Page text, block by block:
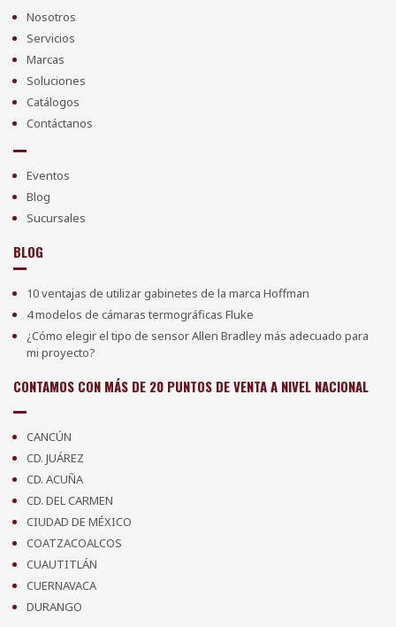
Nosotros
Servicios
Marcas
Soluciones
Catálogos
Contáctanos
Eventos
Blog
Sucursales
BLOG
10 ventajas de utilizar gabinetes de la marca Hoffman
4 modelos de cámaras termográficas Fluke
¿Cómo elegir el tipo de sensor Allen Bradley más adecuado para
mi proyecto?
CONTAMOS CON MÁS DE 20 PUNTOS DE VENTA A NIVEL NACIONAL
CANCÚN
CD. JUÁREZ
CD. ACUÑA
CD. DEL CARMEN
CIUDAD DE MÉXICO
COATZACOALCOS
CUAUTITLÁN
CUERNAVACA
DURANGO